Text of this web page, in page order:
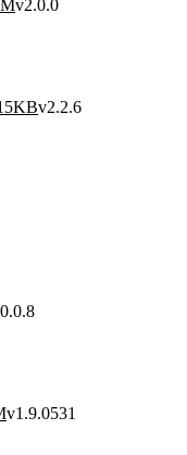
v2.0.0
v2.2.6
v1.9.0531